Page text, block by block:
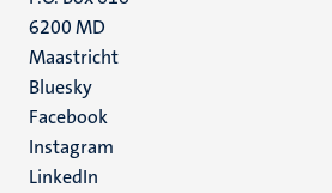
6200 MD
Maastricht
Social
media
Bluesky
Facebook
Instagram
LinkedIn